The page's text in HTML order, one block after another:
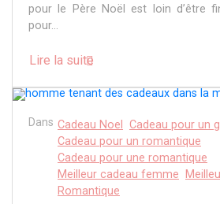
pour le Père Noël est loin d’être
pour...
Lire la suite
Dans Cadeau Noel
Cadeau pour un
Cadeau pour un romantique
Cadeau pour une romantique
Meilleur cadeau femme
Romantique